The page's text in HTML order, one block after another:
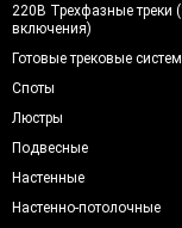
220В Трехфазные треки
включения)
Готовые трековые
Споты
Люстры
Подвесные
Настенные
Настенно-потолочные